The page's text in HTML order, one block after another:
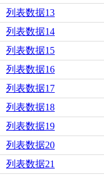
列表数据13
列表数据14
列表数据15
列表数据16
列表数据17
列表数据18
列表数据19
列表数据20
列表数据21